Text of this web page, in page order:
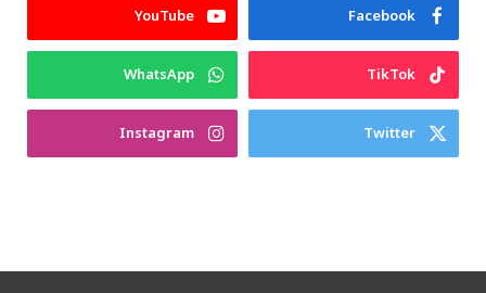
Facebook
YouTube
TikTok
WhatsApp
Twitter
Instagram